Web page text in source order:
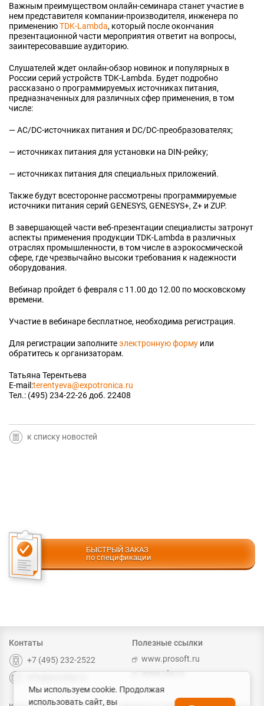
БЫСТРЫЙ ЗАКАЗ
по спецификации
Важным преимуществом онлайн-семинара станет участие в
нем представителя компании-производителя, инженера по
применениюTDK-Lambda, который после окончания
презентационной части мероприятия ответит на вопросы,
заинтересовавшие аудиторию.
Слушателей ждет онлайн-обзор новинок и популярных в
России серий устройствTDK-Lambda. Будет подробно
рассказано о программируемых источниках питания,
предназначенных для различных сфер применения, в том
числе:
— AC/DC-источниках питания и DC/DC-преобразователях;
— источниках питания для установки на DIN-рейку;
— источниках питания для специальных приложений.
Также будут всесторонне рассмотрены программируемые
источники питания серий GENESYS, GENESYS+, Z+ и ZUP.
В завершающей части веб-презентации специалисты затронут
аспекты применения продукции TDK-Lambda в различных
отраслях промышленности, в том числе в аэрокосмической
сфере, где чрезвычайно высоки требования к надежности
оборудования.
Вебинар пройдет 6 февраля с 11.00 до 12.00 по московскому
времени.
Участие в вебинаре бесплатное, необходима регистрация.
Для регистрации заполнитеэлектронную форму или
обратитесь к организаторам.
Татьяна Терентьева
Е-mail:terentyeva@expotronica.ru
Тел.: (495) 234-22-26 доб. 22408
к списку новостей
Контаты
+7 (495) 232-2522
Полезные ссылки
www.prosoft.ru
www.cta.ru
Мы используем cookie. Продолжая
использовать сайт, вы